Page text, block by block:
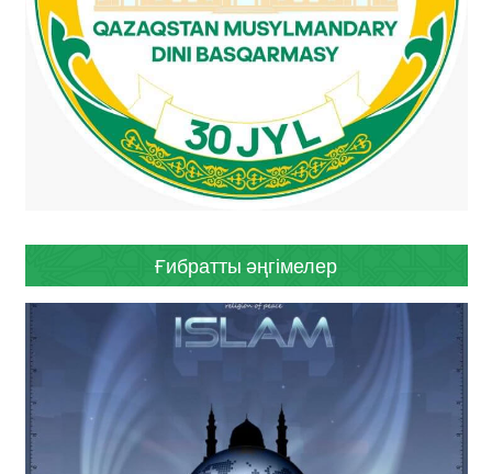
Ғибратты әңгімелер